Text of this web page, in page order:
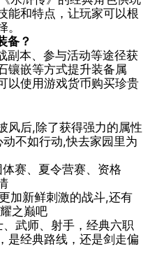
能和特点，让玩家可以根
备？
副本、参与活动等途径获
镶嵌等方式提升装备属
以使用游戏货币购买珍贵
风后,除了获得强力的属性
不如行动,快去家园里为
赛、夏令营赛、资格
加新鲜刺激的战斗,还有
之巅吧
武师、射手，经典六职
是经典路线，还是剑走偏